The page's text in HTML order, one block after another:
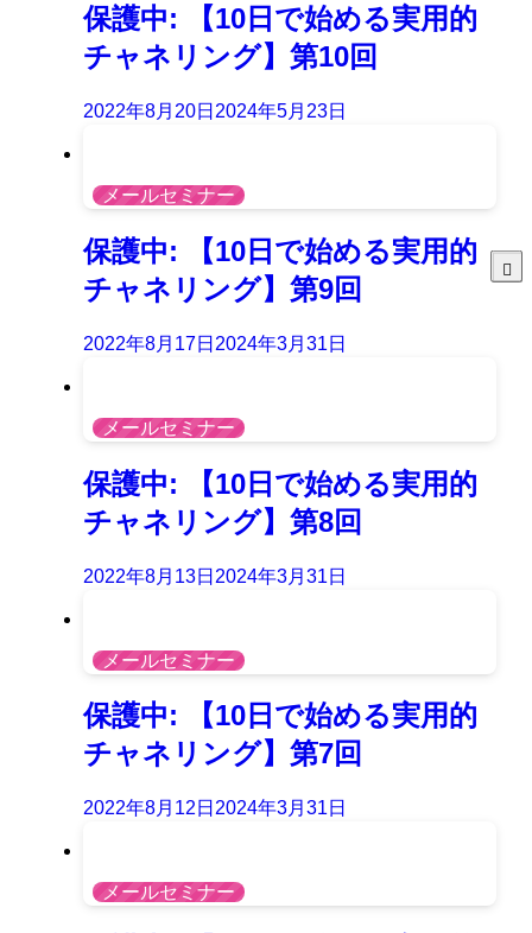
保護中: 【10日で始める実用的
チャネリング】第10回
2022年8月20日 2024年5月23日
メールセミナー
保護中: 【10日で始める実用的
チャネリング】第9回
2022年8月17日 2024年3月31日
メールセミナー
保護中: 【10日で始める実用的
チャネリング】第8回
2022年8月13日 2024年3月31日
メールセミナー
保護中: 【10日で始める実用的
チャネリング】第7回
2022年8月12日 2024年3月31日
メールセミナー